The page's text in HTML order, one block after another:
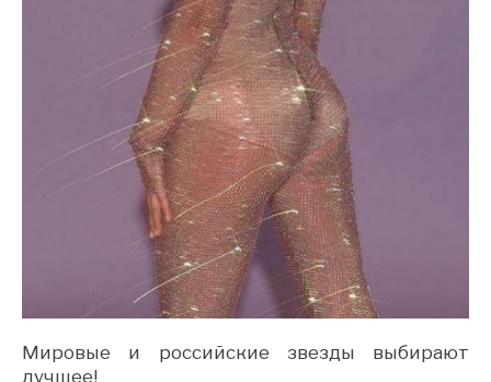
Мировые и российские звезды выбирают
лучшее!